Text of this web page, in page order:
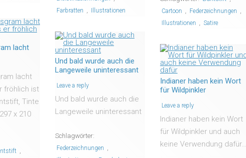
Farbratten Illustrationen Cartoon Federzeichnungen
Illustrationen Satire
lacht
lacht
fröhlich ist
Tinte
x 210
,
Und bald wurde auch die
Langeweile uninteressant
Leave a reply
Und bald wurde auch die
Langeweile uninteressant
Schlagwörter:
Federzeichnungen
Indianer haben kein Wort
für Wildpinkler
Leave a reply
Indianer haben kein Wort
für Wildpinkler und auch
keine Verwendung dafür…